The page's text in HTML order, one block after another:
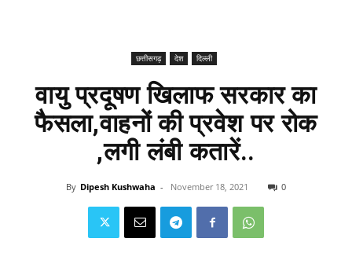
छत्तीसगढ़ देश दिल्ली
वायु प्रदूषण खिलाफ सरकार का
फैसला,वाहनों की प्रवेश पर रोक
,लगी लंबी कतारें..
By Dipesh Kushwaha - November 18, 2021 0